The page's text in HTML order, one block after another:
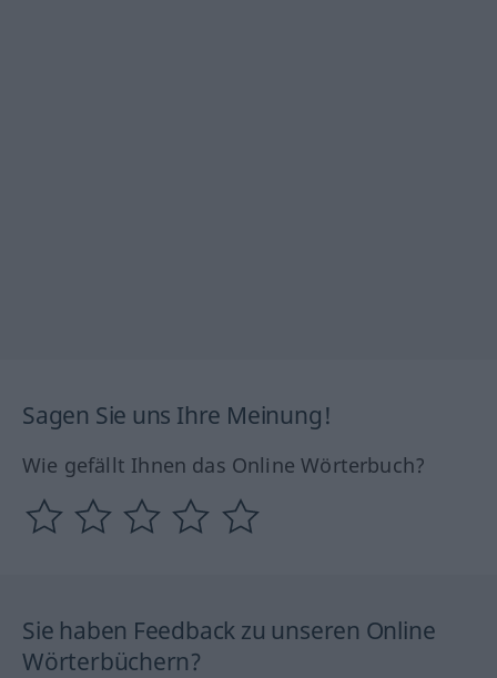
Sagen Sie uns Ihre Meinung!
Wie gefällt Ihnen das Online Wörterbuch?
Sie haben Feedback zu unseren Online
Wörterbüchern?